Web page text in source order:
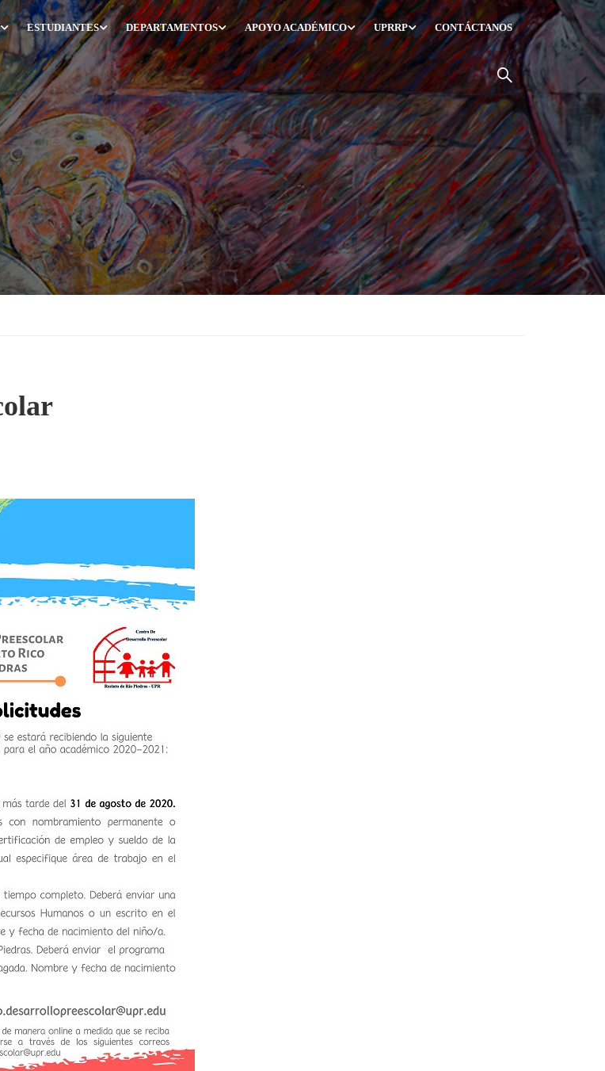
ESTUDIANTES DEPARTAMENTOS APOYO ACADÉMICO UPRRP CONTÁCTANOS